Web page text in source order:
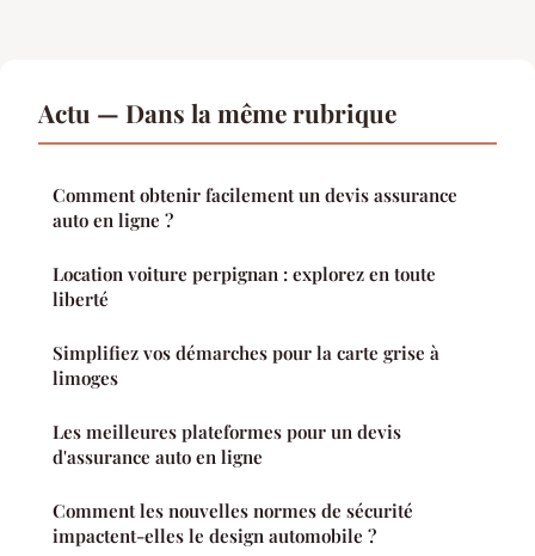
Actu — Dans la même rubrique
Comment obtenir facilement un devis assurance
auto en ligne ?
Location voiture perpignan : explorez en toute
liberté
Simplifiez vos démarches pour la carte grise à
limoges
Les meilleures plateformes pour un devis
d'assurance auto en ligne
Comment les nouvelles normes de sécurité
impactent-elles le design automobile ?